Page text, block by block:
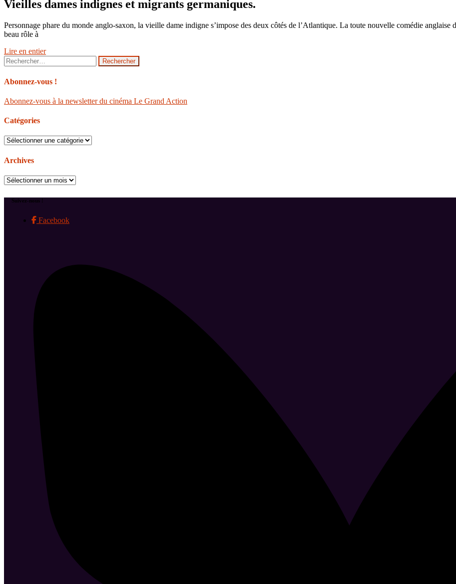
Vieilles dames indignes et migrants germaniques.
Personnage phare du monde anglo-saxon, la vieille dame indigne s’impose des deux côtés de l’Atlantique. La toute nouvelle comédie
beau rôle à
Lire en entier
Rechercher :
Abonnez-vous !
Abonnez-vous à la newsletter du cinéma Le Grand Action
Catégories
Catégories
Archives
Archives
Suivez-nous !
Facebook